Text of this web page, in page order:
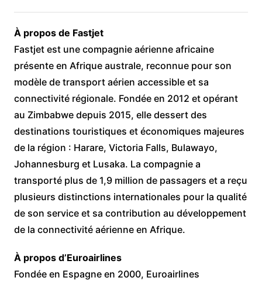
À propos de Fastjet
Fastjet est une compagnie aérienne africaine
présente en Afrique australe, reconnue pour son
modèle de transport aérien accessible et sa
connectivité régionale. Fondée en 2012 et opérant
au Zimbabwe depuis 2015, elle dessert des
destinations touristiques et économiques majeures
de la région : Harare, Victoria Falls, Bulawayo,
Johannesburg et Lusaka. La compagnie a
transporté plus de 1,9 million de passagers et a reçu
plusieurs distinctions internationales pour la qualité
de son service et sa contribution au développement
de la connectivité aérienne en Afrique.
À propos d’Euroairlines
Fondée en Espagne en 2000, Euroairlines